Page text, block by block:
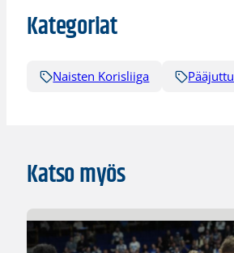
Kategoriat
Naisten Korisliiga Pääjuttu
Katso myös